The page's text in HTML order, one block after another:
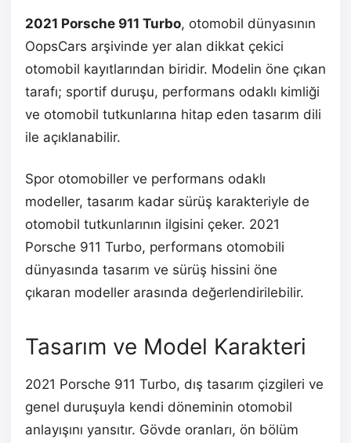
2021 Porsche 911 Turbo, otomobil dünyasının
OopsCars arşivinde yer alan dikkat çekici
otomobil kayıtlarından biridir. Modelin öne çıkan
tarafı; sportif duruşu, performans odaklı kimliği
ve otomobil tutkunlarına hitap eden tasarım dili
ile açıklanabilir.
Spor otomobiller ve performans odaklı
modeller, tasarım kadar sürüş karakteriyle de
otomobil tutkunlarının ilgisini çeker. 2021
Porsche 911 Turbo, performans otomobili
dünyasında tasarım ve sürüş hissini öne
çıkaran modeller arasında değerlendirilebilir.
Tasarım ve Model Karakteri
2021 Porsche 911 Turbo, dış tasarım çizgileri ve
genel duruşuyla kendi döneminin otomobil
anlayışını yansıtır. Gövde oranları, ön bölüm